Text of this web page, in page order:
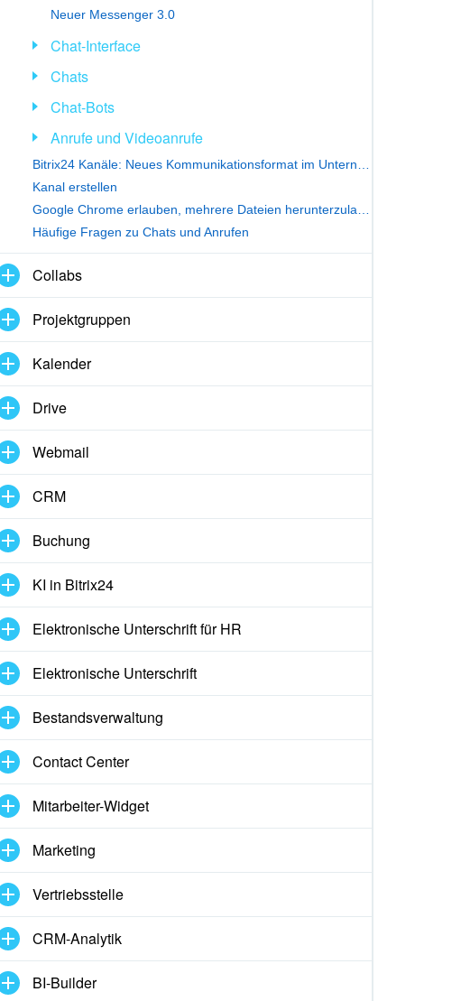
Neuer Messenger 3.0
Chat-Interface
Chats
Chat-Bots
Anrufe und Videoanrufe
Kanal erstellen
Häufige Fragen zu Chats und Anrufen
Collabs
Projektgruppen
Kalender
Drive
Webmail
CRM
Buchung
KI in Bitrix24
Elektronische Unterschrift für HR
Elektronische Unterschrift
Bestandsverwaltung
Contact Center
Mitarbeiter-Widget
Marketing
Vertriebsstelle
CRM-Analytik
BI-Builder